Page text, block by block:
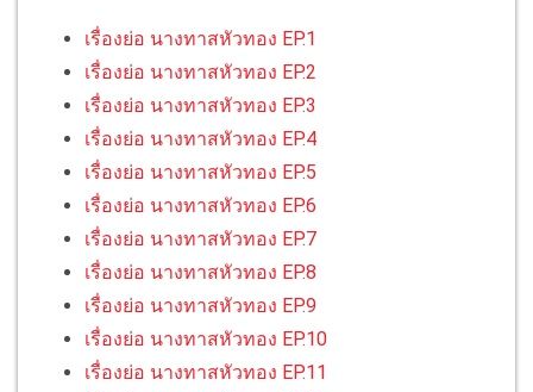
เรื่องย่อ นางทาสหัวทอง EP.1
เรื่องย่อ นางทาสหัวทอง EP.2
เรื่องย่อ นางทาสหัวทอง EP.3
เรื่องย่อ นางทาสหัวทอง EP.4
เรื่องย่อ นางทาสหัวทอง EP.5
เรื่องย่อ นางทาสหัวทอง EP.6
เรื่องย่อ นางทาสหัวทอง EP.7
เรื่องย่อ นางทาสหัวทอง EP.8
เรื่องย่อ นางทาสหัวทอง EP.9
เรื่องย่อ นางทาสหัวทอง EP.10
เรื่องย่อ นางทาสหัวทอง EP.11